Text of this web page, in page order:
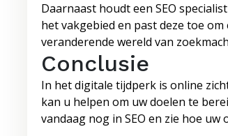
Daarnaast houdt een SEO
het vakgebied en past deze toe
veranderende wereld van
Conclusie
In het digitale tijdperk is online
kan u helpen om uw doelen te
vandaag nog in SEO en zie hoe